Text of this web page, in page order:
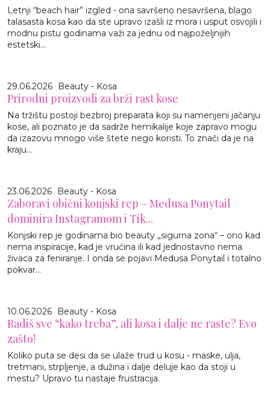
Letnji “beach hair” izgled - ona savršeno nesavršena, blago
talasasta kosa kao da ste upravo izašli iz mora i usput osvojili i
modnu pistu godinama važi za jednu od najpoželjnijih
estetski...
29.06.2026 Beauty - Kosa
Prirodni proizvodi za brži rast kose
Na tržištu postoji bezbroj preparata koji su namenjeni jačanju
kose, ali poznato je da sadrže hemikalije koje zapravo mogu
da izazovu mnogo više štete nego koristi. To znači da je na
kraju...
23.06.2026 Beauty - Kosa
Zaboravi obični konjski rep – Medusa Ponytail
dominira Instagramom i Tik...
Konjski rep je godinama bio beauty „sigurna zona“ – ono kad
nema inspiracije, kad je vrućina ili kad jednostavno nema
živaca za feniranje. I onda se pojavi Medusa Ponytail i totalno
pokvar...
10.06.2026 Beauty - Kosa
Radiš sve “kako treba”, ali kosa i dalje ne raste? Evo
zašto!
Koliko puta se desi da se ulaže trud u kosu - maske, ulja,
tretmani, strpljenje, a dužina i dalje deluje kao da stoji u
mestu? Upravo tu nastaje frustracija.